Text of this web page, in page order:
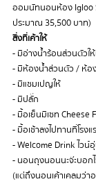
ออมนัทนอนห้อง Igloo
ประมาณ 35,500 บาท)
สิ่งที่เค้าให้
- มีอ่างน้ำร้อนส่วนตัวใ
- มีห้องน้ำส่วนตัว / ห้อ
- มีแชมเปญให้
- มีปลั๊ก
- มื้อเย็นมีเซท Cheese
- มื้อเช้าลงไปทานที่โรง
- Welcome Drink ไวน์
- นอนถุงนอนนะจ๊ะบอก
(แต่ถึงนอนเค้าเคลมว่า